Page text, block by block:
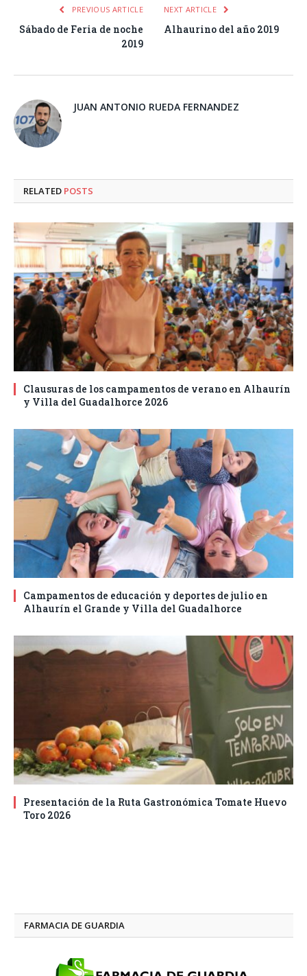
PREVIOUS ARTICLE
Sábado de Feria de noche
2019
NEXT ARTICLE
Alhaurino del año 2019
JUAN ANTONIO RUEDA FERNANDEZ
RELATED POSTS
Clausuras de los campamentos de verano en Alhaurín
y Villa del Guadalhorce 2026
Campamentos de educación y deportes de julio en
Alhaurín el Grande y Villa del Guadalhorce
Presentación de la Ruta Gastronómica Tomate Huevo
Toro 2026
FARMACIA DE GUARDIA